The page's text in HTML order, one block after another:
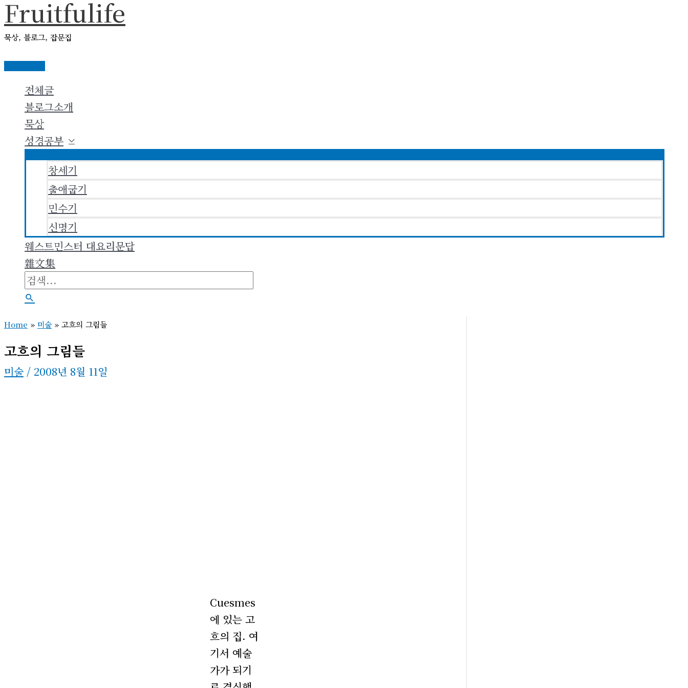
콘
텐
츠
로
Fruitfulife
묵상, 블로그, 잡문집
메
메
뉴
전체글
블로그소개
묵상
성경공부
창세기
출애굽기
민수기
신명기
웨스트민스터 대요리문답
雜文集
검
색
상
Home » 미술 » 고흐의 그림들
고흐의 그림들
미술 / 2008년 8월 11일
Cuesmes
에 있는 고
흐의 집. 여
기서 예술
가가 되기